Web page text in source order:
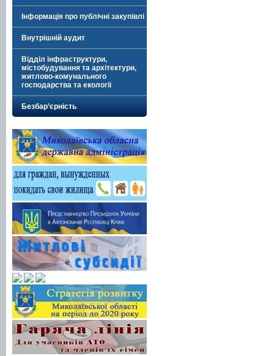
Інформація про публічні закупівлі
Внутрішній аудит
Відділ інфраструктури,
містобудування та архітектури,
житлово-комунального
господарства та екології
Безбар’єрність